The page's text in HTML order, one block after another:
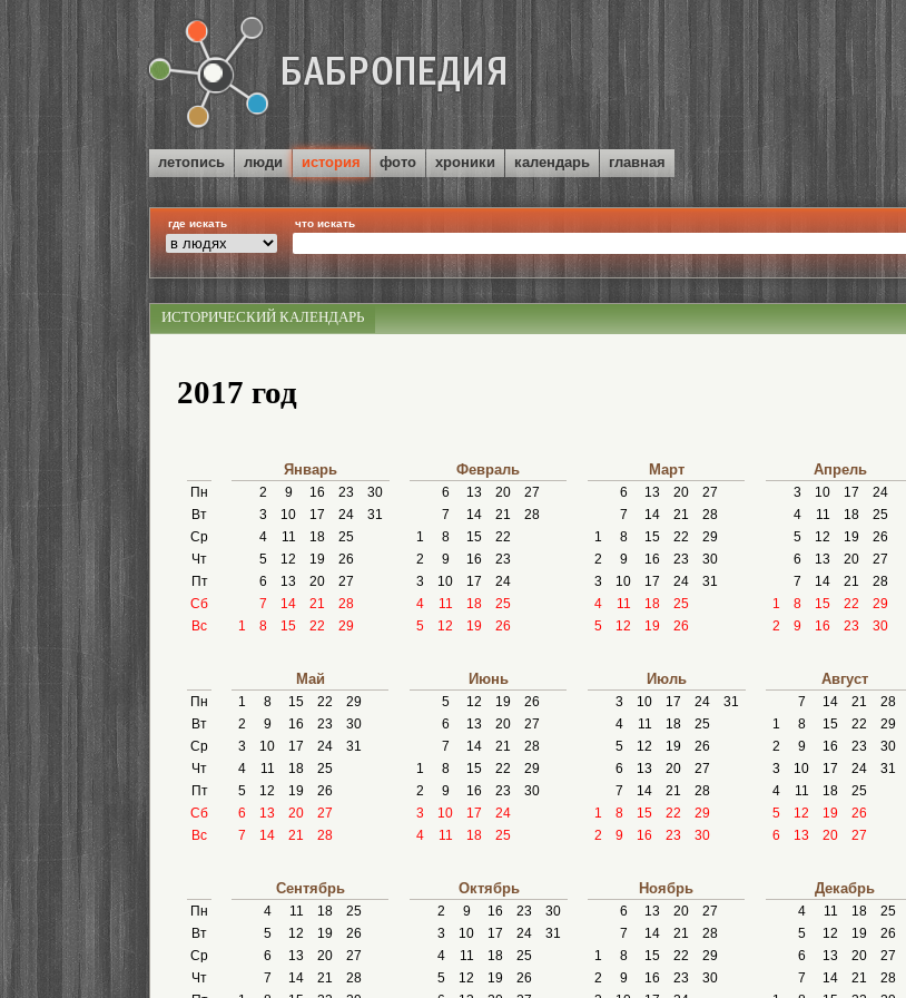
летопись люди история фото хроники календарь главная
где искать что искать
ИСТОРИЧЕСКИЙ КАЛЕНДАРЬ
2017 год
Пн
Вт
Ср
Чт
Пт
Сб
Вс
Январь
2 9 16 23
30
3
10 17 24
31
4
11 18
25
5
12 19
26
6
13 20
27
7
14 21
28
1
8 15 22 29
Февраль
6 13 20
27
7
14 21
28
1
8 15
22
2
9 16
23
3
10 17
24
4
11 18
25
5
12 19 26
Март
6 13 20
27
7
14 21
28
1
8 15 22
29
2
9 16 23
30
3
10 17 24
31
4
11 18
25
5
12 19 26
Апрель
3 10 17
24
4
11 18
25
5
12 19
26
6
13 20
27
7
14 21
28
1
8 15 22
29
2
9 16 23 30
Пн
Вт
Ср
Чт
Пт
Сб
Вс
Май
1 8 15 22
29
2
9 16 23
30
3
10 17 24
31
4
11 18
25
5
12 19
26
6
13 20
27
7
14 21 28
Июнь
5 12 19
26
6
13 20
27
7
14 21
28
1
8 15 22
29
2
9 16 23
30
3
10 17
24
4
11 18 25
Июль
3 10 17 24
31
4
11 18
25
5
12 19
26
6
13 20
27
7
14 21
28
1
8 15 22
29
2
9 16 23 30
Август
7 14 21
28
1
8 15 22
29
2
9 16 23
30
3
10 17 24
31
4
11 18
25
5
12 19
26
6
13 20 27
Пн
Вт
Ср
Чт
Сентябрь
4 11 18
25
5
12 19
26
6
13 20
27
7
14 21
28
Октябрь
2 9 16 23
30
3
10 17 24
31
4
11 18
25
5
12 19
26
Ноябрь
6 13 20
27
7
14 21
28
1
8 15 22
29
2
9 16 23
30
Декабрь
4 11 18
25
5
12 19
26
6
13 20
27
7
14 21
28